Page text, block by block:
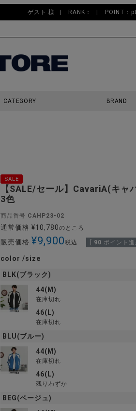
ゲスト 様 RANK： POINT：pt
CATEGORY BRAND
SALE
【SALE/セール】CavariA(キ
3色
商品番号 CAHP23-02
通常価格 ¥10,780のところ
販売価格 ¥9,900税込 90 ポイント進
color size
BLK(ブラック)
44(M)
在庫切れ
46(L)
在庫切れ
BLU(ブルー)
44(M)
在庫切れ
46(L)
残りわずか
BEG(ベージュ)